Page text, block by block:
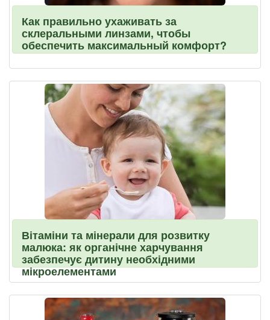
Как правильно ухаживать за
склеральными линзами, чтобы
обеспечить максимальный комфорт?
Вітаміни та мінерали для розвитку
малюка: як органічне харчування
забезпечує дитину необхідними
мікроелементами